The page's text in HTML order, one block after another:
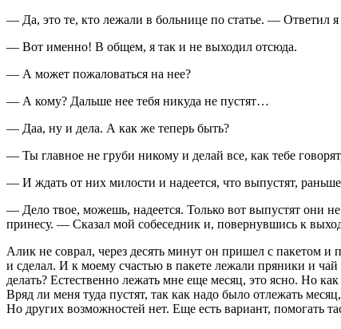
— Да, это те, кто лежали в больнице по статье. — Ответил я
— Вот именно! В общем, я так и не выходил отсюда.
— А может пожаловаться на нее?
— А кому? Дальше нее тебя никуда не пустят…
— Даа, ну и дела. А как же теперь быть?
— Ты главное не груби никому и делай все, как тебе
— И ждать от них милости и надеется, что выпустят,
— Дело твое, можешь, надеется. Только вот выпустят они
принесу. — Сказал мой собеседник и, повернувшись к
Алик не соврал, через десять минут он пришел с пакетом и
и сделал. И к моему счастью в пакете лежали пряники и
делать? Естественно лежать мне еще месяц, это ясно. Но
Вряд ли меня туда пустят, так как надо было отлежать
Но других возможностей нет. Еще есть вариант, помогать